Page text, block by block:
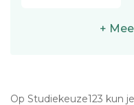
+
Op Studiekeuze123 kun